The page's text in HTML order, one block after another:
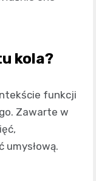
kola?
funkcji
Zawarte w
umysłową.